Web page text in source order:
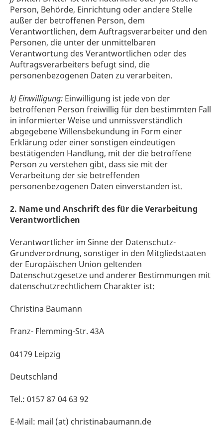
Person, Behörde, Einrichtung oder andere Stelle
außer der betroffenen Person, dem
Verantwortlichen, dem Auftragsverarbeiter und den
Personen, die unter der unmittelbaren
Verantwortung des Verantwortlichen oder des
Auftragsverarbeiters befugt sind, die
personenbezogenen Daten zu verarbeiten.
k) Einwilligung: Einwilligung ist jede von der
betroffenen Person freiwillig für den bestimmten Fall
in informierter Weise und unmissverständlich
abgegebene Willensbekundung in Form einer
Erklärung oder einer sonstigen eindeutigen
bestätigenden Handlung, mit der die betroffene
Person zu verstehen gibt, dass sie mit der
Verarbeitung der sie betreffenden
personenbezogenen Daten einverstanden ist.
2. Name und Anschrift des für die Verarbeitung
Verantwortlichen
Verantwortlicher im Sinne der Datenschutz-
Grundverordnung, sonstiger in den Mitgliedstaaten
der Europäischen Union geltenden
Datenschutzgesetze und anderer Bestimmungen mit
datenschutzrechtlichem Charakter ist:
Christina Baumann
Franz- Flemming-Str. 43A
04179 Leipzig
Deutschland
Tel.: 0157 87 04 63 92
E-Mail: mail (at) christinabaumann.de